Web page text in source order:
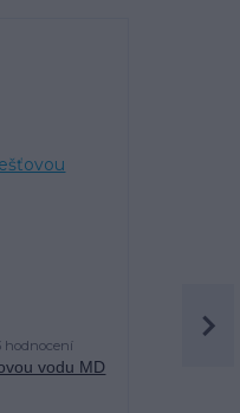
hodnocení
vodu MD